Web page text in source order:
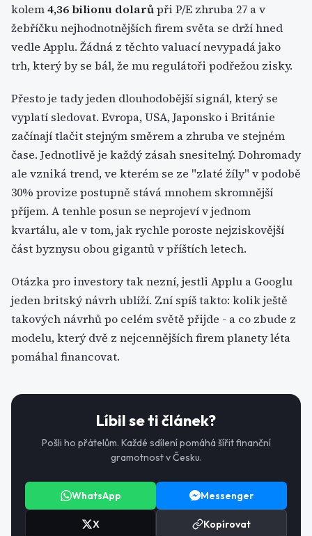
kolem4,36 bilionu dolarůpři P/E zhruba 27 a v
žebříčku nejhodnotnějších firem světa se drží hned
vedle Applu. Žádná z těchto valuací nevypadá jako
trh, který by se bál, že mu regulátoři podřežou zisky.
Přesto je tady jeden dlouhodobější signál, který se
vyplatí sledovat. Evropa, USA, Japonsko i Británie
začínají tlačit stejným směrem a zhruba ve stejném
čase. Jednotlivě je každý zásah snesitelný. Dohromady
ale vzniká trend, ve kterém se ze "zlaté žíly" v podobě
30% provize postupně stává mnohem skromnější
příjem. A tenhle posun se neprojeví v jednom
kvartálu, ale v tom, jak rychle poroste nejziskovější
část byznysu obou gigantů v příštích letech.
Otázka pro investory tak nezní, jestli Applu a Googlu
jeden britský návrh ublíží. Zní spíš takto: kolik ještě
takových návrhů po celém světě přijde - a co zbude z
modelu, který dvě z nejcennějších firem planety léta
pomáhal financovat.
Líbil se ti článek?
Pošli ho přátelům. Každé sdílení pomáhá šířit finanční
gramotnost v Česku.
WhatsApp Messenger
X Kopírovat